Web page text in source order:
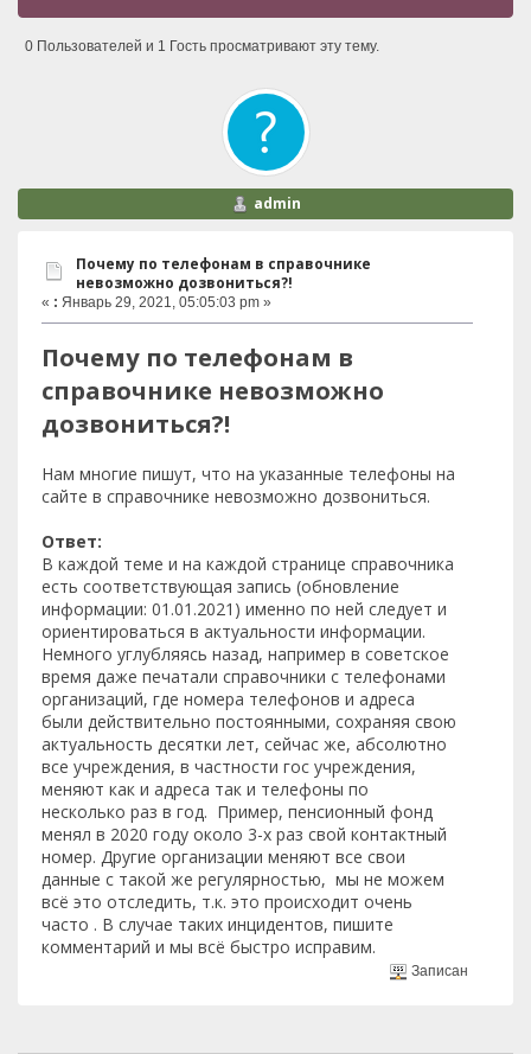
0 Пользователей и 1 Гость просматривают эту тему.
admin
Почему по телефонам в справочнике
невозможно дозвониться?!
« : Январь 29, 2021, 05:05:03 pm »
Почему по телефонам в
справочнике невозможно
дозвониться?!
Нам многие пишут, что на указанные телефоны на
сайте в справочнике невозможно дозвониться.
Ответ:
В каждой теме и на каждой странице справочника
есть соответствующая запись (обновление
информации: 01.01.2021) именно по ней следует и
ориентироваться в актуальности информации.
Немного углубляясь назад, например в советское
время даже печатали справочники с телефонами
организаций, где номера телефонов и адреса
были действительно постоянными, сохраняя свою
актуальность десятки лет, сейчас же, абсолютно
все учреждения, в частности гос учреждения,
меняют как и адреса так и телефоны по
несколько раз в год. Пример, пенсионный фонд
менял в 2020 году около 3-х раз свой контактный
номер. Другие организации меняют все свои
данные с такой же регулярностью, мы не можем
всё это отследить, т.к. это происходит очень
часто . В случае таких инцидентов, пишите
комментарий и мы всё быстро исправим.
Записан